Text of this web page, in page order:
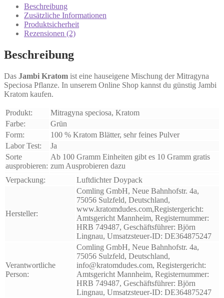
Beschreibung
Zusätzliche Informationen
Produktsicherheit
Rezensionen (2)
Beschreibung
Das Jambi Kratom ist eine hauseigene Mischung der Mitragyna
Speciosa Pflanze. In unserem Online Shop kannst du günstig Jambi
Kratom kaufen.
Produkt:
Mitragyna speciosa, Kratom
Farbe:
Grün
Form:
100 % Kratom Blätter, sehr feines Pulver
Labor Test:
Ja
Sorte
ausprobieren:
Ab 100 Gramm Einheiten gibt es 10 Gramm gratis
zum Ausprobieren dazu
Verpackung:
Luftdichter Doypack
Hersteller:
Comling GmbH, Neue Bahnhofstr. 4a,
75056 Sulzfeld, Deutschland,
www.kratomdudes.com,Registergericht:
Amtsgericht Mannheim, Registernummer:
HRB 749487, Geschäftsführer: Björn
Lingnau, Umsatzsteuer-ID: DE364875247
Verantwortliche
Person:
Comling GmbH, Neue Bahnhofstr. 4a,
75056 Sulzfeld, Deutschland,
info@kratomdudes.com, Registergericht:
Amtsgericht Mannheim, Registernummer:
HRB 749487, Geschäftsführer: Björn
Lingnau, Umsatzsteuer-ID: DE364875247